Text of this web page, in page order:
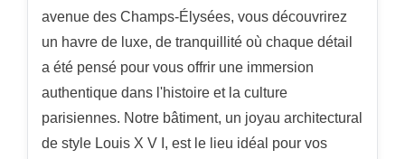
avenue des Champs-Élysées, vous découvrirez
un havre de luxe, de tranquillité où chaque détail
a été pensé pour vous offrir une immersion
authentique dans l'histoire et la culture
parisiennes. Notre bâtiment, un joyau architectural
de style Louis X V I, est le lieu idéal pour vos